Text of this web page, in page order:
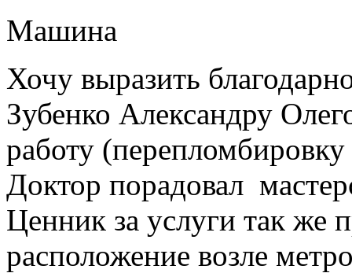
Машина
Хочу выразить
Зубенко Александру
работу
Доктор порадовал
Ценник за услуги так же
расположение возле